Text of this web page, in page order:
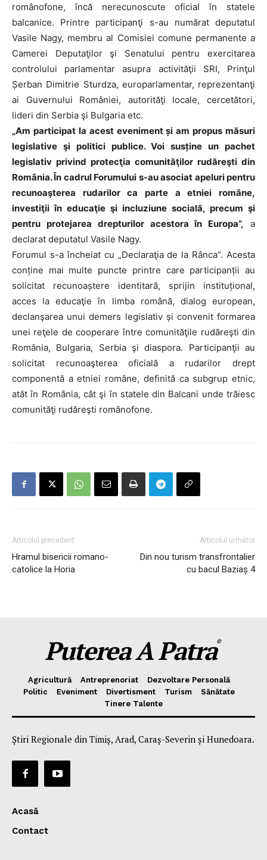
românofone, încă nerecunoscute oficial în statele
balcanice. Printre participanţi s-au numărat deputatul
Vasile Nagy, membru al Comisiei comune permanente a
Camerei Deputaţilor şi Senatului pentru exercitarea
controlului parlamentar asupra activităţii SRI, Prinţul
Șerban Dimitrie Sturdza, europarlamentar, reprezentanţi
ai Guvernului României, autorităţi locale, cercetători,
lideri din Serbia şi Bulgaria etc.
„Am participat la acest eveniment și am propus măsuri
legislative şi politici publice. Voi susține un pachet
legislativ privind protecţia comunităţilor rudăreşti din
România. În cadrul Forumului s-au asociat apeluri pentru
recunoaşterea rudarilor ca parte a etniei române,
investiţii în educaţie şi incluziune socială, precum şi
pentru protejarea drepturilor acestora în Europa”, a
declarat deputatul Vasile Nagy.
Forumul s-a încheiat cu „Declaraţia de la Rânca”. Acesta
conține mai multe puncte printre care participanții au
solicitat recunoaștere identitară, sprijin instituțional,
acces la educaţie în limba română, dialog european,
declanşarea unui demers legislativ și convenit formarea
unei reţele de cooperare între comunităţile rudăreşti din
România, Bulgaria, Serbia şi diaspora. Participanţii au
solicitat recunoaşterea oficială a rudarilor drept
componentă a etniei române, definită ca subgrup etnic,
atât în România, cât şi în statele din Balcani unde trăiesc
comunităţi rudăreşti românofone.
Articolul precedent
Hramul bisericii romano-
catolice la Horia
Articolul următor
Din nou turism transfrontalier
cu bacul Baziaș 4
Puterea A Patra©
Agricultură Antreprenoriat
Dezvoltare Personală
Politic
Eveniment Divertisment Turism
Sănătate
Tinere Talente
Știri Regionale din Timiș, Arad, Caraș-Severin și Hunedoara.
Acasă
Contact